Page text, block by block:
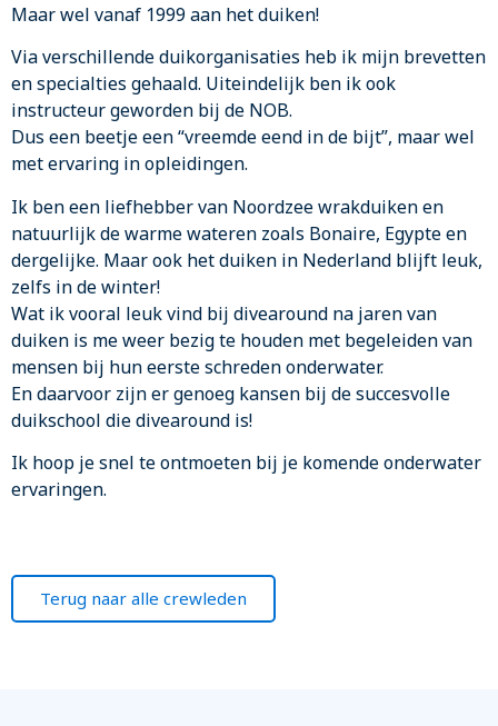
Maar wel vanaf 1999 aan het duiken!
Via verschillende duikorganisaties heb ik mijn brevetten
en specialties gehaald. Uiteindelijk ben ik ook
instructeur geworden bij de NOB.
Dus een beetje een “vreemde eend in de bijt”, maar wel
met ervaring in opleidingen.
Ik ben een liefhebber van Noordzee wrakduiken en
natuurlijk de warme wateren zoals Bonaire, Egypte en
dergelijke. Maar ook het duiken in Nederland blijft leuk,
zelfs in de winter!
Wat ik vooral leuk vind bij divearound na jaren van
duiken is me weer bezig te houden met begeleiden van
mensen bij hun eerste schreden onderwater.
En daarvoor zijn er genoeg kansen bij de succesvolle
duikschool die divearound is!
Ik hoop je snel te ontmoeten bij je komende onderwater
ervaringen.
Terug naar alle crewleden